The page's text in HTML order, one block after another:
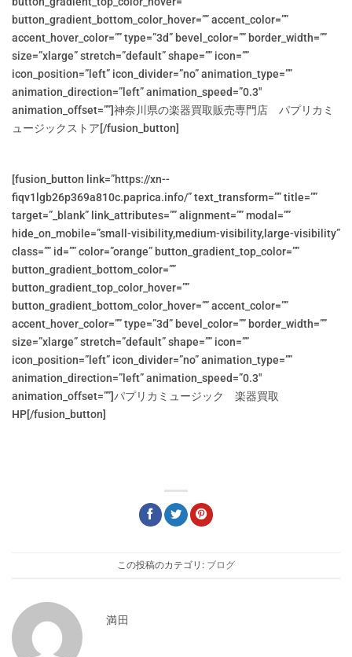
button_gradient_bottom_color_hover=”” accent_color=””
accent_hover_color=”” type=”3d” bevel_color=”” border_width=””
size=”xlarge” stretch=”default” shape=”” icon=””
icon_position=”left” icon_divider=”no” animation_type=””
animation_direction=”left” animation_speed=”0.3″
animation_offset=””]神奈川県の楽器買取販売専門店 パプリカミ
ュージックストア[/fusion_button]
[fusion_button link=”https://xn--
fiqv1lgb26p369a810c.paprica.info/” text_transform=”” title=””
target=”_blank” link_attributes=”” alignment=”” modal=””
hide_on_mobile=”small-visibility,medium-visibility,large-visibility”
class=”” id=”” color=”orange” button_gradient_top_color=””
button_gradient_bottom_color=””
button_gradient_top_color_hover=””
button_gradient_bottom_color_hover=”” accent_color=””
accent_hover_color=”” type=”3d” bevel_color=”” border_width=””
size=”xlarge” stretch=”default” shape=”” icon=””
icon_position=”left” icon_divider=”no” animation_type=””
animation_direction=”left” animation_speed=”0.3″
animation_offset=””]パプリカミュージック 楽器買取
HP[/fusion_button]
この投稿のカテゴリ: ブログ
満田